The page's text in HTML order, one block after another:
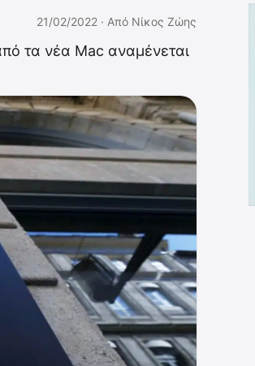
21/02/2022 · Από Νίκος Ζώης
τα νέα Mac αναμένεται